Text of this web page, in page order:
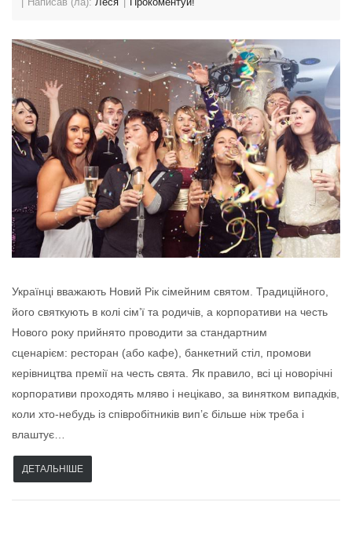
Українці вважають Новий Рік сімейним святом. Традиційного,
його святкують в колі сім’ї та родичів, а корпоративи на честь
Нового року прийнято проводити за стандартним
сценарієм: ресторан (або кафе), банкетний стіл, промови
керівництва премії на честь свята. Як правило, всі ці новорічні
корпоративи проходять мляво і нецікаво, за винятком випадків,
коли хто-небудь із співробітників вип’є більше ніж треба і
влаштує…
ДЕТАЛЬНІШЕ